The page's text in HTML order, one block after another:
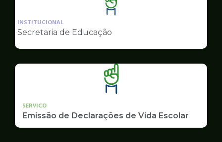
Ilustração
da
pagina
Educação
INSTITUCIONAL
Secretaria de Educação
SERVICO
Emissão de Declarações de Vida Escolar